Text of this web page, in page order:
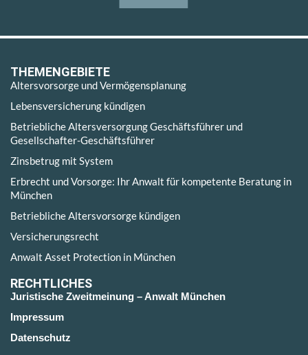
THEMENGEBIETE
Altersvorsorge und Vermögensplanung
Lebensversicherung kündigen
Betriebliche Altersversorgung Geschäftsführer und
Gesellschafter-Geschäftsführer
Zinsbetrug mit System
Erbrecht und Vorsorge: Ihr Anwalt für kompetente Beratung in
München
Betriebliche Altersvorsorge kündigen
Versicherungsrecht
Anwalt Asset Protection in München
RECHTLICHES
Juristische Zweitmeinung – Anwalt München
Impressum
Datenschutz